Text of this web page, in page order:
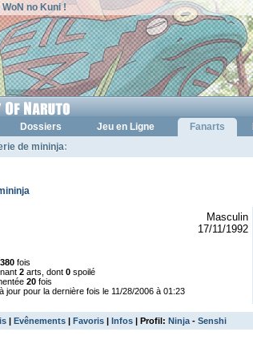
no Kuni !
Dossiers Jeu en Ligne Fanarts
de mininja:
Masculin
17/11/1992
fois
2 arts, dont 0 spoilé
20 fois
jour pour la dernière fois le 11/28/2006 à 01:23
| Evênements | Favoris | Infos | Profil: Ninja - Senshi